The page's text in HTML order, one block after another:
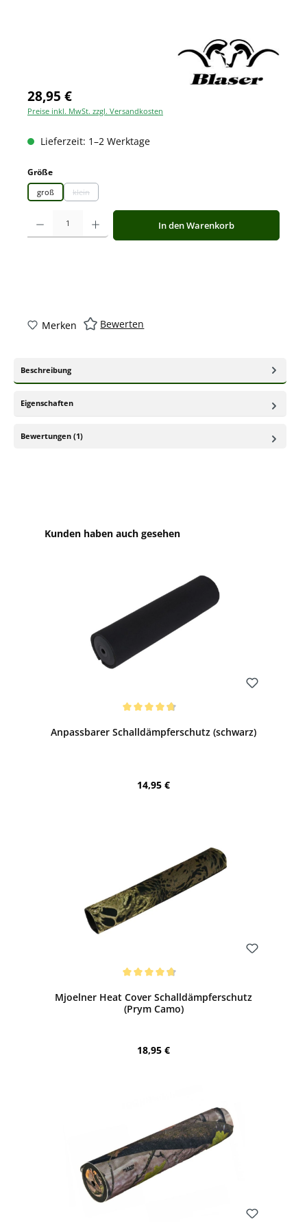
28,95 €
Preise inkl. MwSt. zzgl. Versandkosten
Lieferzeit: 1–2 Werktage
Größeauswählen
groß klein
(Diese Option ist zurzeit nicht verfügbar.)
Produkt Anzahl: Gib den gewünschten Wert ein oder benutze die
In den Warenkorb
Merken Bewerten
Beschreibung
Eigenschaften
Bewertungen (1)
Produktgalerie überspringen
Kunden haben auch gesehen
Anpassbarer Schalldämpferschutz (schwarz)
Regulärer Preis:
14,95 €
Mjoelner Heat Cover Schalldämpferschutz
(Prym Camo)
Regulärer Preis:
18,95 €